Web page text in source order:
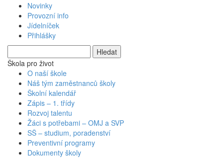
Novinky
Provozní info
Jídelníček
Přihlášky
Škola pro život
O naší škole
Náš tým zaměstnanců školy
Školní kalendář
Zápis – 1. třídy
Rozvoj talentu
Žáci s potřebami – OMJ a SVP
SŠ – studium, poradenství
Preventivní programy
Dokumenty školy